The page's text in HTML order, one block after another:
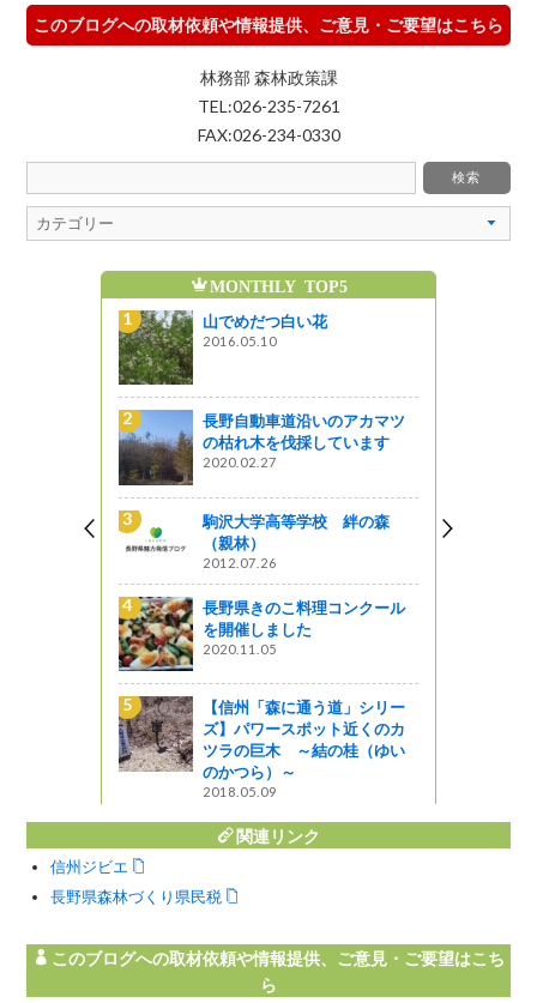
このブログへの取材依頼や情報提供、ご意見・ご要望はこちら
林務部 森林政策課
TEL:026-235-7261
FAX:026-234-0330
MONTHLY TOP5
山でめだつ白い花
2016.05.10
長野自動車道沿いのアカマツ
の枯れ木を伐採しています
2020.02.27
駒沢大学高等学校 絆の森
（親林）
2012.07.26
長野県きのこ料理コンクール
を開催しました
2020.11.05
【信州「森に通う道」シリー
ズ】パワースポット近くのカ
ツラの巨木 ～結の桂（ゆい
のかつら）～
2018.05.09
関連リンク
信州ジビエ
長野県森林づくり県民税
このブログへの取材依頼や情報提供、ご意見・ご要望はこち
ら